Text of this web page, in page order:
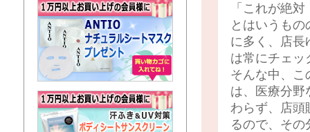
「これが絶
とはいうも
に多く、店長
は常にチェッ
そんな中、こ
は、医療分野
わらず、店頭
るので、そ